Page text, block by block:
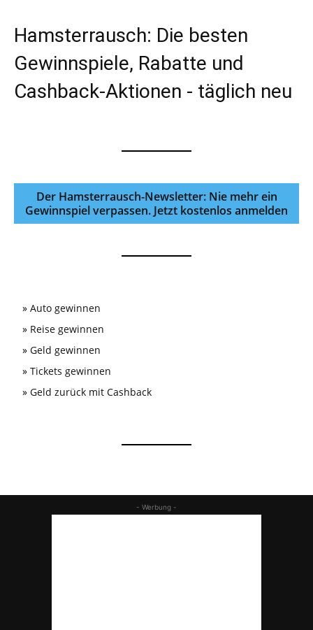
Hamsterrausch: Die besten
Gewinnspiele, Rabatte und
Cashback-Aktionen - täglich neu
Der Hamsterrausch-Newsletter: Nie mehr ein
Gewinnspiel verpassen. Jetzt kostenlos anmelden
» Auto gewinnen
» Reise gewinnen
» Geld gewinnen
» Tickets gewinnen
» Geld zurück mit Cashback
- Werbung -